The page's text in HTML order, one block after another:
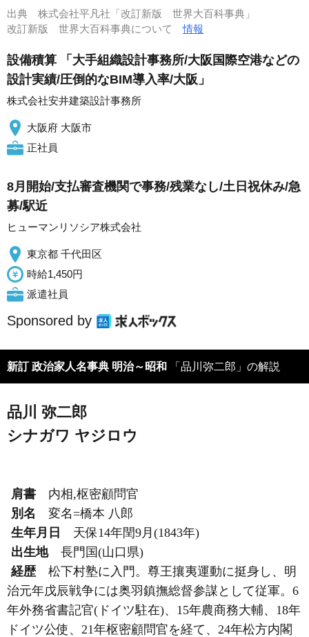
出典 株式会社平凡社「改訂新版 世界大百科事典」
改訂新版 世界大百科事典について情報
設備積算 「大手組織設計事務所/大阪国際空港などの
設計実績/圧倒的なBIM導入率/大阪」
株式会社安井建築設計事務所
大阪府 大阪市
正社員
8月開始/支払審査機関で事務/残業なし/土日祝休み/急
募/駅近
ヒューマンリソシア株式会社
東京都 千代田区
時給1,450円
派遣社員
Sponsored by
新訂 政治家人名事典 明治～昭和 「品川弥二郎」の解説
品川 弥二郎
シナガワ ヤジロウ
肩書
内相,枢密顧問官
別名
変名=橋本 八郎
生年月日
天保14年閏9月(1843年)
出生地
長門国(山口県)
経歴
松下村塾に入門。尊王攘夷運動に挺身し、明
治元年戊辰戦争には奥羽鎮撫総督参謀として従軍。6
年外務省書記官(ドイツ駐在)、15年農商務大輔、18年
ドイツ公使、21年枢密顧問官を経て、24年松方内閣